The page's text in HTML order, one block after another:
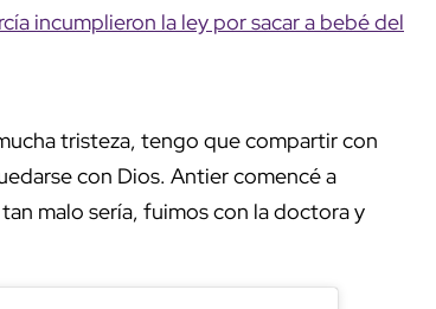
incumplieron la ley por sacar a bebé del
tristeza, tengo que compartir con
con Dios. Antier comencé a
malo sería, fuimos con la doctora y